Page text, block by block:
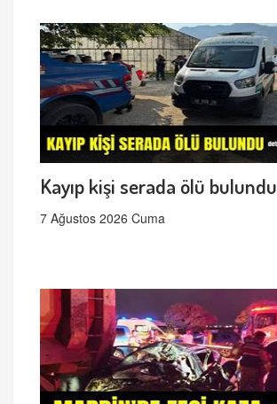
Kayıp kişi serada ölü bulundu
7 Ağustos 2026 Cuma